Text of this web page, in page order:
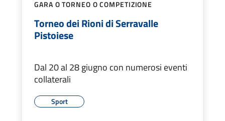
GARA O TORNEO O COMPETIZIONE
Torneo dei Rioni di Serravalle
Pistoiese
Dal 20 al 28 giugno con numerosi eventi
collaterali
Sport